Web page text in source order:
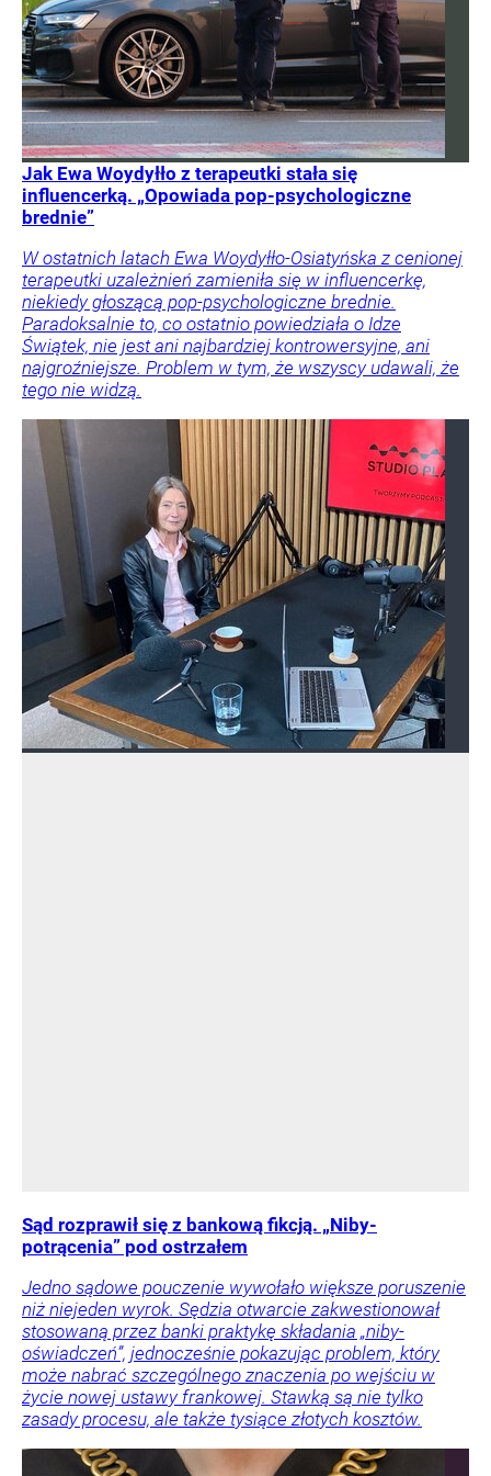
Jak Ewa Woydyłło z terapeutki stała się
influencerką. „Opowiada pop-psychologiczne
brednie”
W ostatnich latach Ewa Woydyłło-Osiatyńska z cenionej
terapeutki uzależnień zamieniła się w influencerkę,
niekiedy głoszącą pop-psychologiczne brednie.
Paradoksalnie to, co ostatnio powiedziała o Idze
Świątek, nie jest ani najbardziej kontrowersyjne, ani
najgroźniejsze. Problem w tym, że wszyscy udawali, że
tego nie widzą.
Sąd rozprawił się z bankową fikcją. „Niby-
potrącenia” pod ostrzałem
Jedno sądowe pouczenie wywołało większe poruszenie
niż niejeden wyrok. Sędzia otwarcie zakwestionował
stosowaną przez banki praktykę składania „niby-
oświadczeń”, jednocześnie pokazując problem, który
może nabrać szczególnego znaczenia po wejściu w
życie nowej ustawy frankowej. Stawką są nie tylko
zasady procesu, ale także tysiące złotych kosztów.